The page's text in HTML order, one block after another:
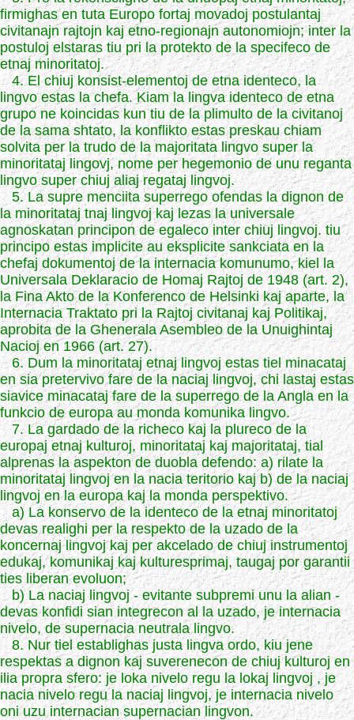
firmighas en tuta Europo fortaj movadoj postulantaj
civitanajn rajtojn kaj etno-regionajn autonomiojn; inter la
postuloj elstaras tiu pri la protekto de la specifeco de
etnaj minoritatoj.
4. El chiuj konsist-elementoj de etna identeco, la
lingvo estas la chefa. Kiam la lingva identeco de etna
grupo ne koincidas kun tiu de la plimulto de la civitanoj
de la sama shtato, la konflikto estas preskau chiam
solvita per la trudo de la majoritata lingvo super la
minoritataj lingovj, nome per hegemonio de unu reganta
lingvo super chiuj aliaj regataj lingvoj.
5. La supre menciita superrego ofendas la dignon de
la minoritataj tnaj lingvoj kaj lezas la universale
agnoskatan principon de egaleco inter chiuj lingvoj. tiu
principo estas implicite au eksplicite sankciata en la
chefaj dokumentoj de la internacia komunumo, kiel la
Universala Deklaracio de Homaj Rajtoj de 1948 (art. 2),
la Fina Akto de la Konferenco de Helsinki kaj aparte, la
Internacia Traktato pri la Rajtoj civitanaj kaj Politikaj,
aprobita de la Ghenerala Asembleo de la Unuighintaj
Nacioj en 1966 (art. 27).
6. Dum la minoritataj etnaj lingvoj estas tiel minacataj
en sia pretervivo fare de la naciaj lingvoj, chi lastaj estas
siavice minacataj fare de la superrego de la Angla en la
funkcio de europa au monda komunika lingvo.
7. La gardado de la richeco kaj la plureco de la
europaj etnaj kulturoj, minoritataj kaj majoritataj, tial
alprenas la aspekton de duobla defendo: a) rilate la
minoritataj lingvoj en la nacia teritorio kaj b) de la naciaj
lingvoj en la europa kaj la monda perspektivo.
a) La konservo de la identeco de la etnaj minoritatoj
devas realighi per la respekto de la uzado de la
koncernaj lingvoj kaj per akcelado de chiuj instrumentoj
edukaj, komunikaj kaj kulturesprimaj, taugaj por garantii
ties liberan evoluon;
b) La naciaj lingvoj - evitante subpremi unu la alian -
devas konfidi sian integrecon al la uzado, je internacia
nivelo, de supernacia neutrala lingvo.
8. Nur tiel establighas justa lingva ordo, kiu jene
respektas a dignon kaj suverenecon de chiuj kulturoj en
ilia propra sfero: je loka nivelo regu la lokaj lingvoj , je
nacia nivelo regu la naciaj lingvoj, je internacia nivelo
oni uzu internacian supernacian lingvon.